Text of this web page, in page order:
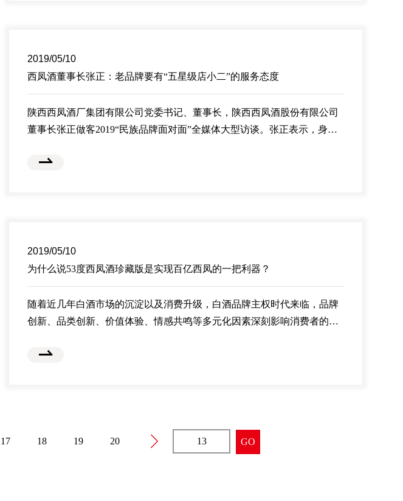
2019/05/10
西凤酒董事长张正：老品牌要有“五星级店小二”的服务态度
陕西西凤酒厂集团有限公司党委书记、董事长，陕西西凤酒股份有限公司
董事长张正做客2019“民族品牌面对面”全媒体大型访谈。张正表示，身为
2019/05/10
为什么说53度西凤酒珍藏版是实现百亿西凤的一把利器？
随着近几年白酒市场的沉淀以及消费升级，白酒品牌主权时代来临，品牌
创新、品类创新、价值体验、情感共鸣等多元化因素深刻影响消费者的价
级、口感升级为基本要求，隆重推出凤香型标杆产品—53度西凤酒珍藏
17 18 19 20 GO